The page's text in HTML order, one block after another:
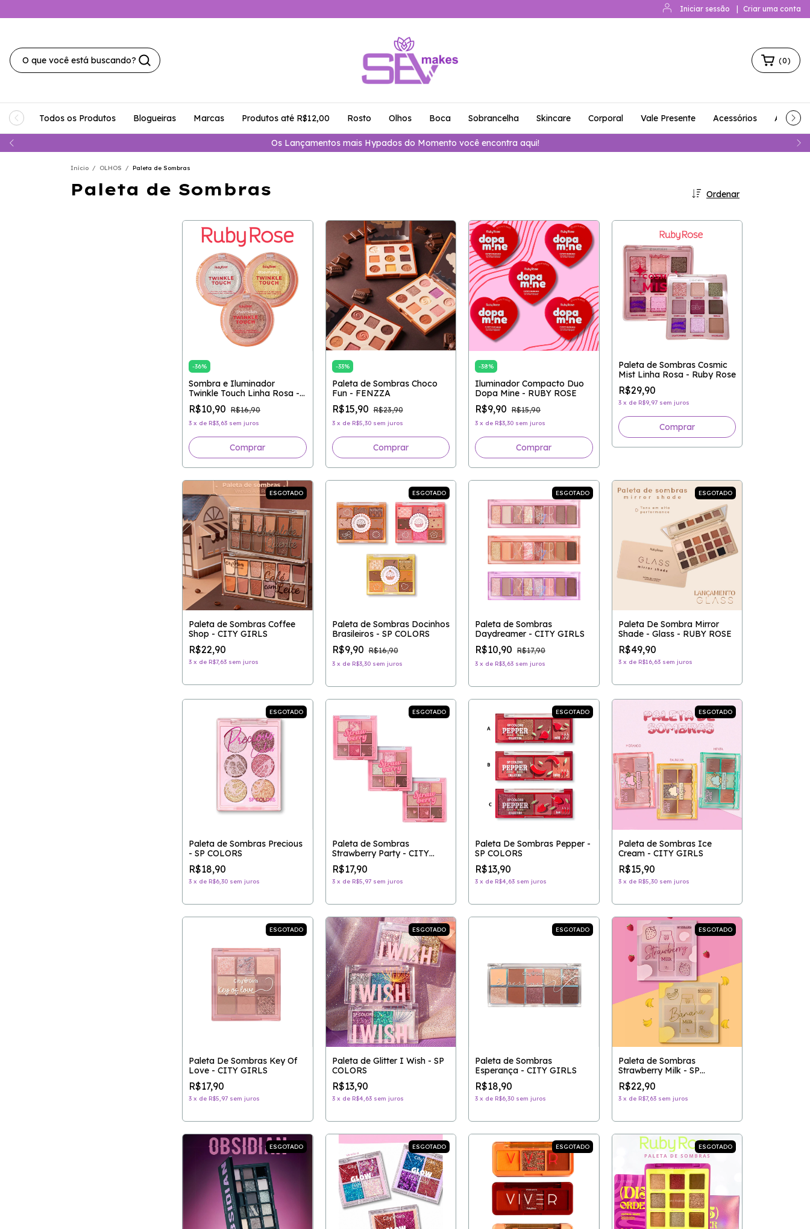
Iniciar sessão Criar uma conta
Os Lançamentos mais Hypados do Momento você encontra aqui!
(0)
Todos os Produtos Blogueiras Marcas Produtos até R$12,00 Rosto Olhos Boca Sobrancelha Skincare Corporal Vale Presente Acessórios
Início / OLHOS / Paleta de Sombras
Paleta de Sombras Ordenar
-36%
Sombra e Iluminador
Twinkle Touch Linha Rosa -
RUBY ROSE
R$10,90 R$16,90
3 x de R$3,63 sem juros
Comprar
-33%
Paleta de Sombras Choco
Fun - FENZZA
R$15,90 R$23,90
3 x de R$5,30 sem juros
Comprar
-38%
Iluminador Compacto Duo
Dopa Mine - RUBY ROSE
R$9,90 R$15,90
3 x de R$3,30 sem juros
Comprar
Paleta de Sombras Cosmic
Mist Linha Rosa - Ruby Rose
R$29,90
3 x de R$9,97 sem juros
ESGOTADO
Paleta de Sombras Coffee
Shop - CITY GIRLS
R$22,90
3 x de R$7,63 sem juros
ESGOTADO
Paleta de Sombras Docinhos
Brasileiros - SP COLORS
R$9,90 R$16,90
3 x de R$3,30 sem juros
ESGOTADO
Paleta de Sombras
Daydreamer - CITY GIRLS
R$10,90 R$17,90
3 x de R$3,63 sem juros
ESGOTADO
Paleta De Sombra Mirror
Shade - Glass - RUBY ROSE
R$49,90
3 x de R$16,63 sem juros
ESGOTADO
Paleta de Sombras Precious
- SP COLORS
R$18,90
3 x de R$6,30 sem juros
ESGOTADO
Paleta de Sombras
Strawberry Party - CITY
GIRLS
R$17,90
3 x de R$5,97 sem juros
ESGOTADO
Paleta De Sombras Pepper -
SP COLORS
R$13,90
3 x de R$4,63 sem juros
ESGOTADO
Paleta de Sombras Ice
Cream - CITY GIRLS
R$15,90
3 x de R$5,30 sem juros
ESGOTADO
Paleta De Sombras Key Of
Love - CITY GIRLS
R$17,90
3 x de R$5,97 sem juros
ESGOTADO
Paleta de Glitter I Wish - SP
COLORS
R$13,90
3 x de R$4,63 sem juros
ESGOTADO
Paleta de Sombras
Esperança - CITY GIRLS
R$18,90
3 x de R$6,30 sem juros
ESGOTADO
Paleta de Sombras
Strawberry Milk - SP
COLORS
R$22,90
3 x de R$7,63 sem juros
ESGOTADO ESGOTADO ESGOTADO ESGOTADO